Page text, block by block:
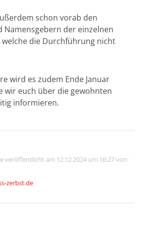
schon vorab den
Namensgebern der einzelnen
die Durchführung nicht
wird es zudem Ende Januar
wir euch über die gewohnten
informieren.
veröffentlicht am 12.12.2024 um 16:27 von:
zerbst.de